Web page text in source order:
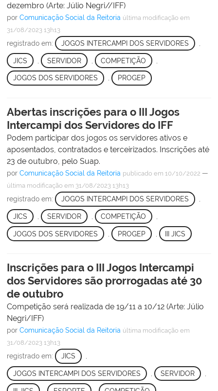
dezembro (Arte: Júlio Negri//IFF)
por Comunicação Social da Reitoria última modificação em
31/08/2023 13h13
registrado em: JOGOS INTERCAMPI DOS SERVIDORES
JICS SERVIDOR COMPETIÇÃO
JOGOS DOS SERVIDORES , PROGEP
Abertas inscrições para o III Jogos
Intercampi dos Servidores do IFF
Podem participar dos jogos os servidores ativos e
aposentados, contratados e terceirizados. Inscrições até
23 de outubro, pelo Suap.
por Comunicação Social da Reitoria publicado em 10/10/2022 —
última modificação em 31/08/2023 13h13
registrado em: JOGOS INTERCAMPI DOS SERVIDORES
JICS SERVIDOR COMPETIÇÃO
JOGOS DOS SERVIDORES PROGEP III JICS
Inscrições para o III Jogos Intercampi
dos Servidores são prorrogadas até 30
de outubro
Competição será realizada de 19/11 a 10/12 (Arte: Júlio
Negri/IFF)
por Comunicação Social da Reitoria última modificação em
31/08/2023 13h13
registrado em: JICS ,
JOGOS INTERCAMPI DOS SERVIDORES SERVIDOR